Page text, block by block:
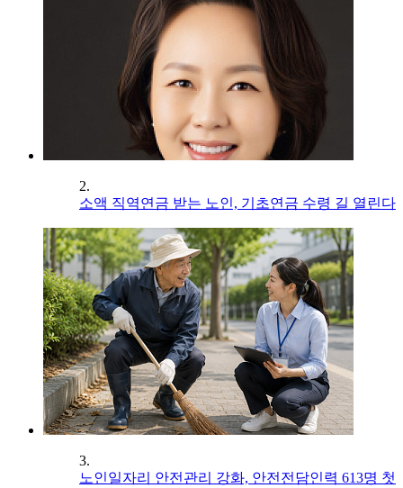
2.
소액 직역연금 받는 노인, 기초연금 수령 길 열린다
3.
노인일자리 안전관리 강화, 안전전담인력 613명 첫